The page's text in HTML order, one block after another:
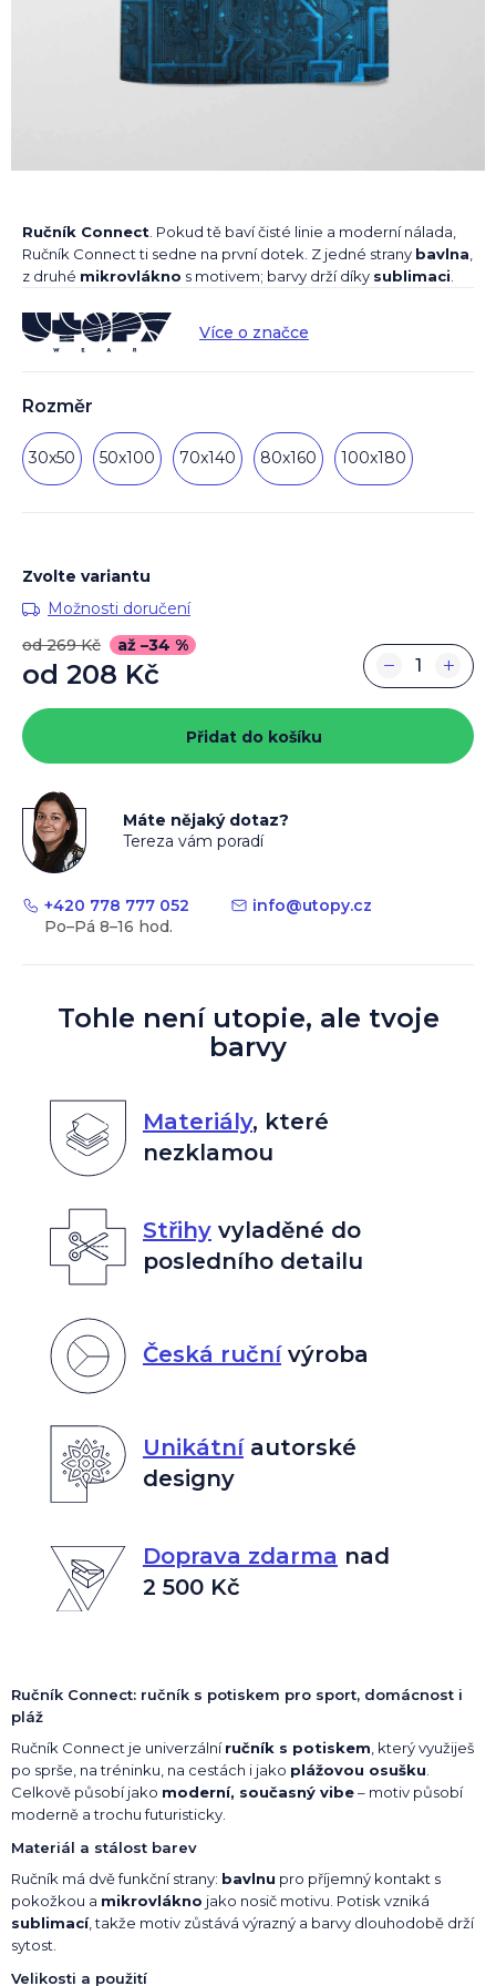
Rozměr
30x50 50x100 70x140 80x160 100x180
Ručník Connect. Pokud tě baví čisté linie a moderní nálada,
Ručník Connect ti sedne na první dotek. Z jedné strany bavlna,
z druhé mikrovlákno s motivem; barvy drží díky sublimaci.
Více o značce
Zvolte variantu
Možnosti doručení
od 269 Kč
až –34 %
od 208 Kč
cena:
+
−
Přidat do košíku
Máte nějaký dotaz?
Tereza vám poradí
+420 778 777 052 info@utopy.cz
Tohle není utopie, ale tvoje
barvy
Materiály, které
nezklamou
Střihyvyladěné do
posledního detailu
Česká ručnívýroba
Unikátníautorské
designy
Doprava zdarma nad
2 500 Kč
Ručník Connect: ručník s potiskem pro sport, domácnost i
pláž
Ručník Connect je univerzálníručník s potiskem , který využiješ
po sprše, na tréninku, na cestách i jako plážovou osušku
Celkově působí jako moderní, současný vibe– motiv působí
moderně a trochu futuristicky.
Materiál a stálost barev
Ručník má dvě funkční strany: bavlnu pro příjemný kontakt s
pokožkou a mikrovlákno jako nosič motivu. Potisk vzniká
sublimací, takže motiv zůstává výrazný a barvy dlouhodobě drží
sytost.
Velikosti a použití